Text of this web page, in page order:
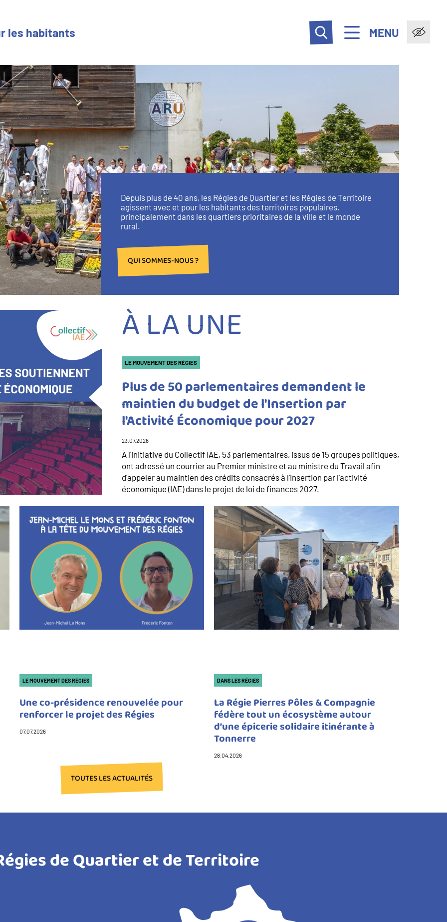
les habitants MENU
Depuis plus de 40 ans, les Régies de Quartier et les Régies de Territoire
agissent avec et pour les habitants des territoires populaires,
principalement dans les quartiers prioritaires de la ville et le monde
rural.
QUI SOMMES-NOUS ?
À LA UNE
Catégorie(s)
LE MOUVEMENT DES RÉGIES
Plus de 50 parlementaires demandent le
maintien du budget de l'Insertion par
l'Activité Économique pour 2027
23.07.2026
Texte
d’introduction
À l'initiative du Collectif IAE, 53 parlementaires, issus de 15 groupes politiques,
ont adressé un courrier au Premier ministre et au ministre du Travail afin
d'appeler au maintien des crédits consacrés à l'insertion par l'activité
économique (IAE) dans le projet de loi de finances 2027.
Catégorie(s)
LE MOUVEMENT DES RÉGIES
Une co-présidence renouvelée pour
renforcer le projet des Régies
07.07.2026
Image
Catégorie(s)
DANS LES RÉGIES
La Régie Pierres Pôles & Compagnie
fédère tout un écosystème autour
d’une épicerie solidaire itinérante à
Tonnerre
28.04.2026
TOUTES LES ACTUALITÉS
de Quartier et de Territoire